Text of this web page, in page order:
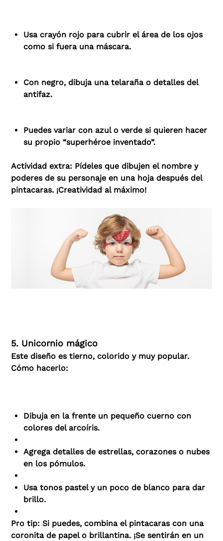
Usa crayón rojo para cubrir el área de los ojos
como si fuera una máscara.
Con negro, dibuja una telaraña o detalles del
antifaz.
Puedes variar con azul o verde si quieren hacer
su propio “superhéroe inventado”.
Actividad extra: Pídeles que dibujen el nombre y
poderes de su personaje en una hoja después del
pintacaras. ¡Creatividad al máximo!
5. Unicornio mágico
Este diseño es tierno, colorido y muy popular.
Cómo hacerlo:
Dibuja en la frente un pequeño cuerno con
colores del arcoíris.
Agrega detalles de estrellas, corazones o nubes
en los pómulos.
Usa tonos pastel y un poco de blanco para dar
brillo.
Pro tip: Si puedes, combina el pintacaras con una
coronita de papel o brillantina. ¡Se sentirán en un